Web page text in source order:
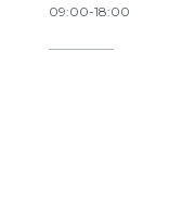
09:00-18:00